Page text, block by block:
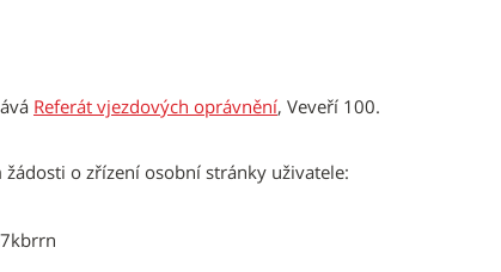
Referát vjezdových oprávnění, Veveří 100.
o zřízení osobní stránky uživatele: